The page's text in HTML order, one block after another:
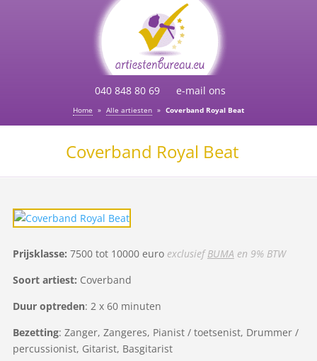
040 848 80 69 e-mail ons
Home » Alle artiesten » Coverband Royal Beat
Coverband Royal Beat
Prijsklasse: 7500 tot 10000 euro exclusiefBUMA en 9% BTW
Soort artiest: Coverband
Duur optreden: 2 x 60 minuten
Bezetting: Zanger, Zangeres, Pianist / toetsenist, Drummer /
percussionist, Gitarist, Basgitarist